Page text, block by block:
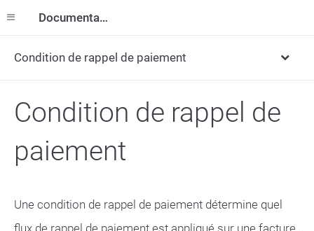
Documentation
Condition de rappel de paiement
Condition de rappel de
paiement
Une condition de rappel de paiement détermine quel
flux de rappel de paiement est appliqué sur une facture.